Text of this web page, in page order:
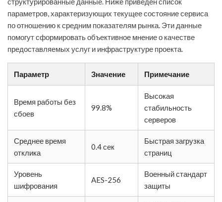
параметров, характеризующих текущее состояние сервиса
по отношению к средним показателям рынка. Эти данные
помогут сформировать объективное мнение о качестве
предоставляемых услуг и инфраструктуре проекта.
Параметр Значение Примечание
Время работы без
сбоев
99.8%
Высокая
стабильность
серверов
Среднее время
отклика
0.4 сек
Быстрая загрузка
страниц
Уровень
шифрования
AES-256
Военный стандарт
защиты